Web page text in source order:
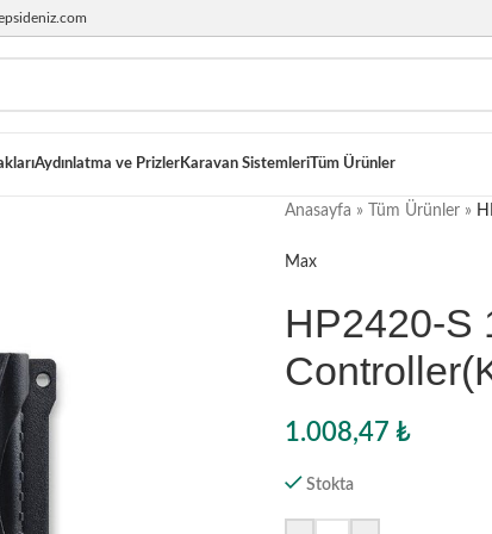
Aydınlatma ve PrizlerKaravan SistemleriTüm Ürünler
Anasayfa » Tüm Ürünler »
Max
HP2420-S
1.008,47 ₺
Stokta